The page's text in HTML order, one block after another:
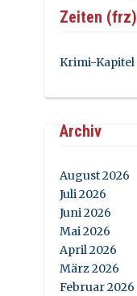
Zeiten (frz)
Krimi-Kapitel
Archiv
August 2026
Juli 2026
Juni 2026
Mai 2026
April 2026
März 2026
Februar 2026